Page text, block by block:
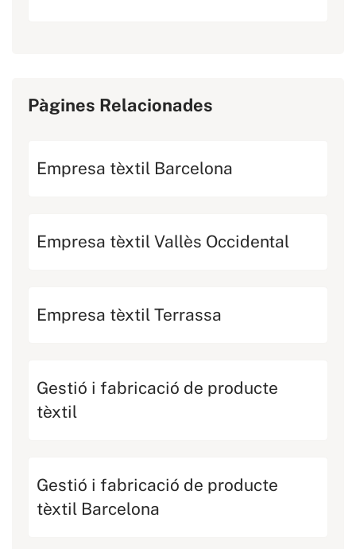
Pàgines Relacionades
Empresa tèxtil Barcelona
Empresa tèxtil Vallès Occidental
Empresa tèxtil Terrassa
Gestió i fabricació de producte
tèxtil
Gestió i fabricació de producte
tèxtil Barcelona